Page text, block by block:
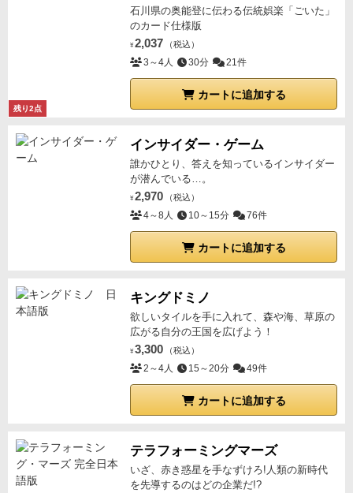
残り2点
石川県の奥能登に伝わる伝統娯楽「ごいた」
のカード仕様版
¥ 2,037 （税込）
3～4人 30分 21件
カートに追加する
インサイダー・ゲーム
誰かひとり、答えを知っているインサイダー
が潜んでいる…。
¥ 2,970 （税込）
4～8人 10～15分 76件
カートに追加する
キングドミノ
欲しいタイルを手に入れて、森や海、草原の
広がる自分の王国を広げよう！
¥ 3,300 （税込）
2～4人 15～20分 49件
カートに追加する
テラフォーミングマーズ
いざ、赤き惑星を手なずけろ!人類の新時代
を先導するのはどの企業だ!?